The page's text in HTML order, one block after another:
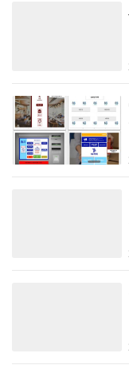
투자자 전달 시점을 최
융공학기술연구소의 독
통해 각 항목을 점수화하
수 있도록 ‘종합 의견’을